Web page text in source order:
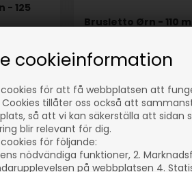
cookieinformation
för att få webbplatsen att
tillåter oss också att
så att vi kan säkerställa att
blir relevant för dig.
för följande:
nödvändiga funktioner, 2.
på webbplatsen 4.
- 125
Brusletto Ørn - 110
229,00SEK
Eventuellt
leveranskostnader